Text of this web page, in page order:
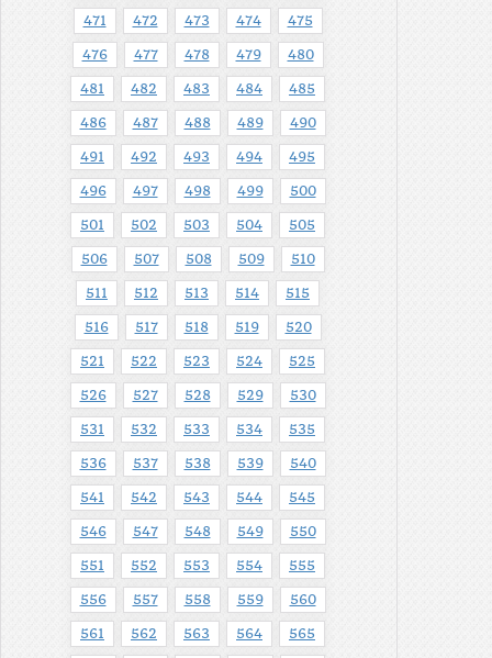
471 472 473 474 475
476 477 478 479 480
481 482 483 484 485
486 487 488 489 490
491 492 493 494 495
496 497 498 499 500
501 502 503 504 505
506 507 508 509 510
511 512 513 514 515
516 517 518 519 520
521 522 523 524 525
526 527 528 529 530
531 532 533 534 535
536 537 538 539 540
541 542 543 544 545
546 547 548 549 550
551 552 553 554 555
556 557 558 559 560
561 562 563 564 565